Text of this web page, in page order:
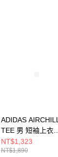
ADIDAS AIRCHILL
TEE 男 短袖上衣
JE5747
NT$1,323
NT$1,890